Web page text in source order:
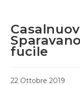
fucile
22 Ottobre 2019